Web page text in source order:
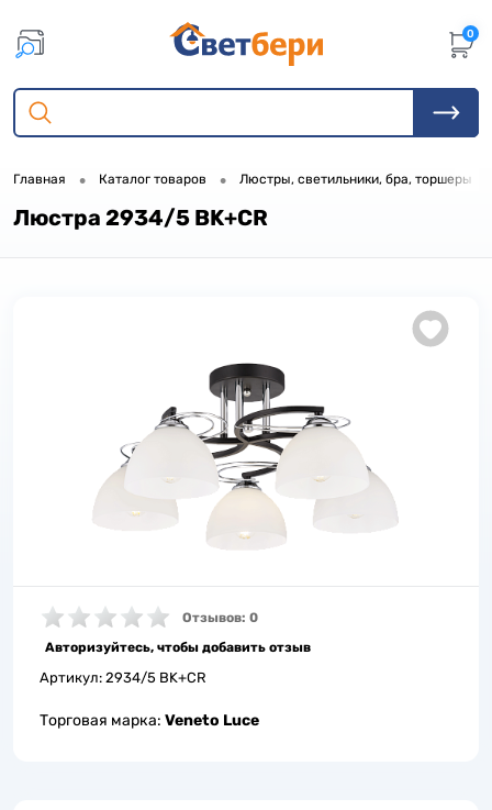
0
Главная • Каталог товаров • Люстры, светильники, бра, торшеры
Люстра 2934/5 BK+CR
Отзывов: 0
Авторизуйтесь, чтобы добавить отзыв
Артикул: 2934/5 BK+CR
Торговая марка: Veneto Luce